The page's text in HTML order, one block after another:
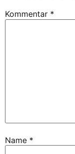
Kommentar *
Name *